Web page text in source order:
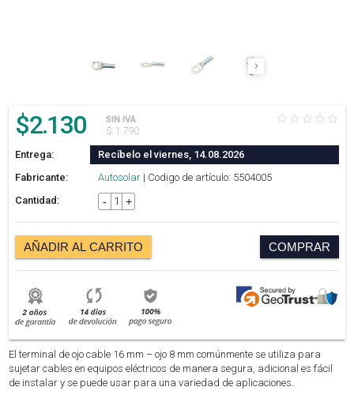
$2.130 SIN IVA
$ 1.790
Entrega:
Recíbelo el viernes, 14.08.2026
Fabricante:
Autosolar | Codigo de artículo: 5504005
Cantidad:
- +
AÑADIR AL CARRITO COMPRAR
El terminal de ojo cable 16 mm – ojo 8 mm comúnmente se utiliza para
sujetar cables en equipos eléctricos de manera segura, adicional es fácil
de instalar y se puede usar para una variedad de aplicaciones.